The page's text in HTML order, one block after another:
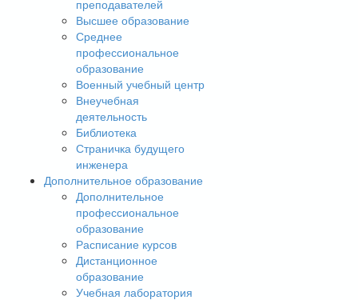
преподавателей
Высшее образование
Среднее
профессиональное
образование
Военный учебный центр
Внеучебная
деятельность
Библиотека
Страничка будущего
инженера
Дополнительное образование
Дополнительное
профессиональное
образование
Расписание курсов
Дистанционное
образование
Учебная лаборатория